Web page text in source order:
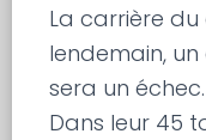
La carrière
lendemain, un
sera un échec.
Dans leur 45